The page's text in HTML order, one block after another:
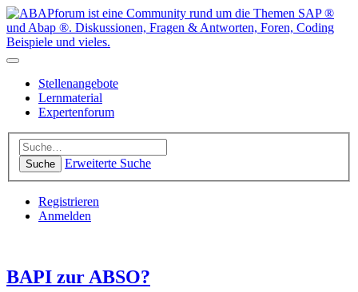
Stellenangebote
Lernmaterial
Expertenforum
Suche Erweiterte Suche
Registrieren
Anmelden
BAPI zur ABSO?